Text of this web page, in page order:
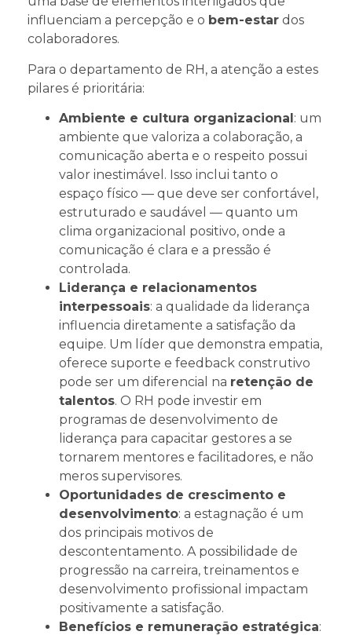
influenciam a percepção e o bem-estar dos
colaboradores.
Para o departamento de RH, a atenção a estes
pilares é prioritária:
Ambiente e cultura organizacional: um
ambiente que valoriza a colaboração, a
comunicação aberta e o respeito possui
valor inestimável. Isso inclui tanto o
espaço físico — que deve ser confortável,
estruturado e saudável — quanto um
clima organizacional positivo, onde a
comunicação é clara e a pressão é
controlada.
Liderança e relacionamentos
interpessoais: a qualidade da liderança
influencia diretamente a satisfação da
equipe. Um líder que demonstra empatia,
oferece suporte e feedback construtivo
pode ser um diferencial na retenção de
talentos. O RH pode investir em
programas de desenvolvimento de
liderança para capacitar gestores a se
tornarem mentores e facilitadores, e não
meros supervisores.
Oportunidades de crescimento e
desenvolvimento: a estagnação é um
dos principais motivos de
descontentamento. A possibilidade de
progressão na carreira, treinamentos e
desenvolvimento profissional impactam
positivamente a satisfação.
Benefícios e remuneração estratégica: